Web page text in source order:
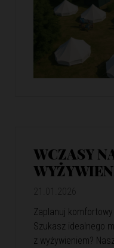
WCZASY
Zaplanuj
Szukasz idealnego
z wyżywieniem?